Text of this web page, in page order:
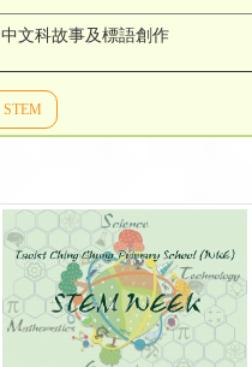
中文科故事及標語創作
STEM